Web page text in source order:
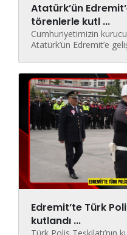
Atatürk’ün
törenlerle kutl ...
Cumhuriyetimizin
Atatürk’ün Edremit’e
Edremit’te Türk
kutlandı ...